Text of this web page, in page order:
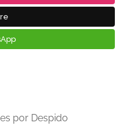
por Despido